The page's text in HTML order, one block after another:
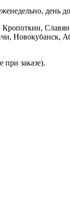
день
при заказе).